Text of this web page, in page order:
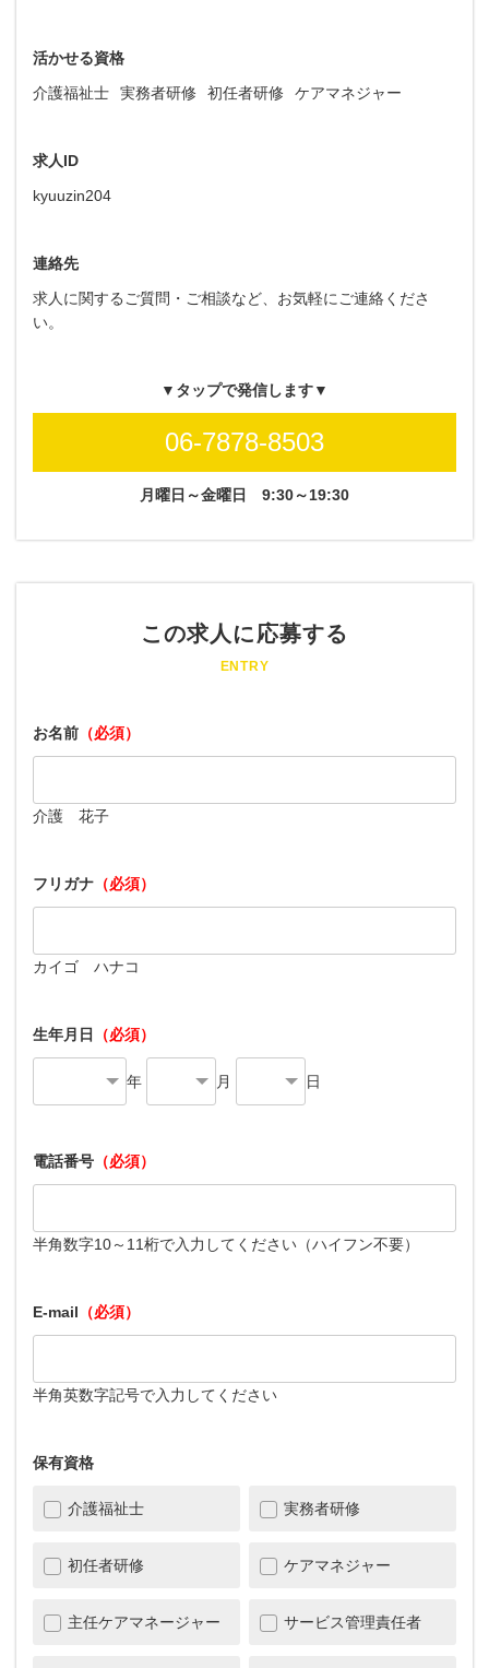
活かせる資格
介護福祉士
実務者研修 初任者研修 ケアマネジャー
求人ID
kyuuzin204
連絡先
求人に関するご質問・ご相談など、お気軽にご連絡くださ
い。
▼タップで発信します▼
06-7878-8503
月曜日～金曜日 9:30～19:30
この求人に応募する
ENTRY
お名前 （必須）
介護 花子
フリガナ （必須）
カイゴ ハナコ
生年月日 （必須）
年 月 日
電話番号 （必須）
半角数字10～11桁で入力してください（ハイフン不要）
E-mail （必須）
半角英数字記号で入力してください
保有資格
介護福祉士 実務者研修
初任者研修 ケアマネジャー
主任ケアマネージャー サービス管理責任者